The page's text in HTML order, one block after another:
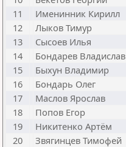
11
Именинник Кирилл
12
Лыков Тимур
13
Сысоев Илья
14
Бондарев Владислав
15
Быхун Владимир
16
Бондарь Олег
17
Маслов Ярослав
18
Попов Егор
19
Никитенко Артём
20
Звягинцев Тимофей